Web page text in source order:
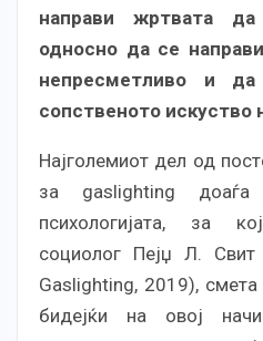
направи жртвата да
односно да се
непресметливо и
сопственото искуство
Најголемиот дел од
за gaslighting
психологијата, за
социолог Пејџ Л.
Gaslighting, 2019),
бидејќи на овој